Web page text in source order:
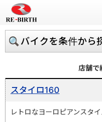
バイクを条件から
店舗で
スタイロ160
レトロなヨーロピアンスタ